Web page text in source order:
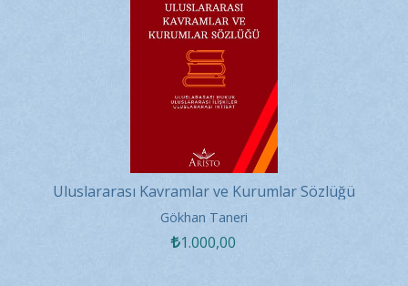
Uluslararası Kavramlar ve Kurumlar Sözlüğü
Gökhan Taneri
1.000,00